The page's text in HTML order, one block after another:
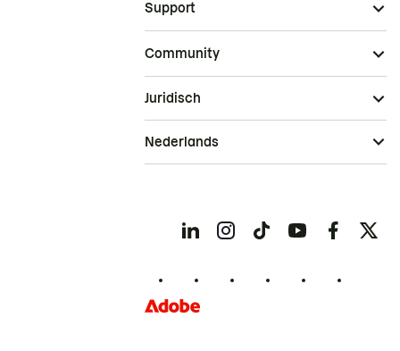
Support
Community
Juridisch
Nederlands